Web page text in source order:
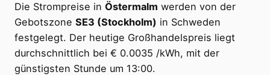
Die Strompreise in Östermalm werden von der
Gebotszone SE3 (Stockholm) in Schweden
festgelegt. Der heutige Großhandelspreis liegt
durchschnittlich bei € 0.0035 /kWh, mit der
günstigsten Stunde um 13:00.